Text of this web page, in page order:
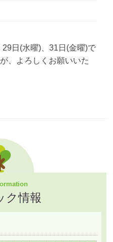
日(水曜)、31日(金曜)で
、よろしくお願いいた
ク情報